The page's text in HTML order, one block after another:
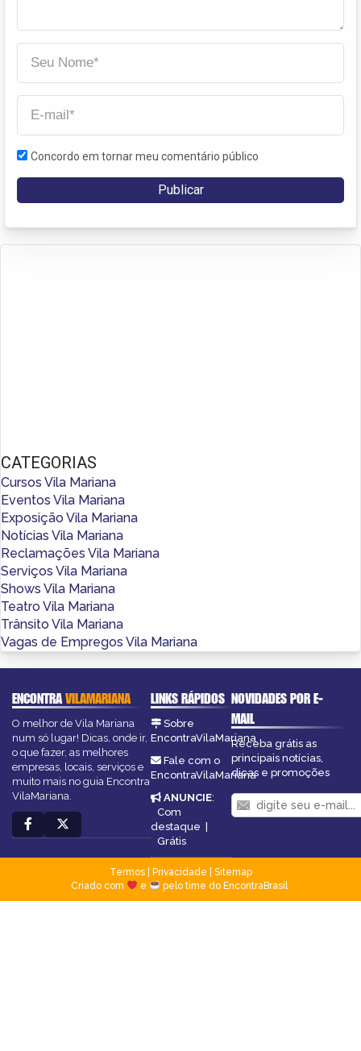
Concordo em tornar meu comentário público
CATEGORIAS
Cursos Vila Mariana
Eventos Vila Mariana
Exposição Vila Mariana
Notícias Vila Mariana
Reclamações Vila Mariana
Serviços Vila Mariana
Shows Vila Mariana
Teatro Vila Mariana
Trânsito Vila Mariana
Vagas de Empregos Vila Mariana
ENCONTRAVILAMARIANA
O melhor de Vila Mariana
num só lugar! Dicas, onde ir,
o que fazer, as melhores
empresas, locais, serviços e
muito mais no guia Encontra
VilaMariana.
LINKS RÁPIDOS
Sobre
EncontraVilaMariana
Fale com o
EncontraVilaMariana
ANUNCIE:
Com
destaque
Grátis
NOVIDADES POR E-
MAIL
Receba grátis as
principais notícias,
dicas e promoções
Termos| Privacidade
Sitemap
Criado com
e pelo time do EncontraBrasil